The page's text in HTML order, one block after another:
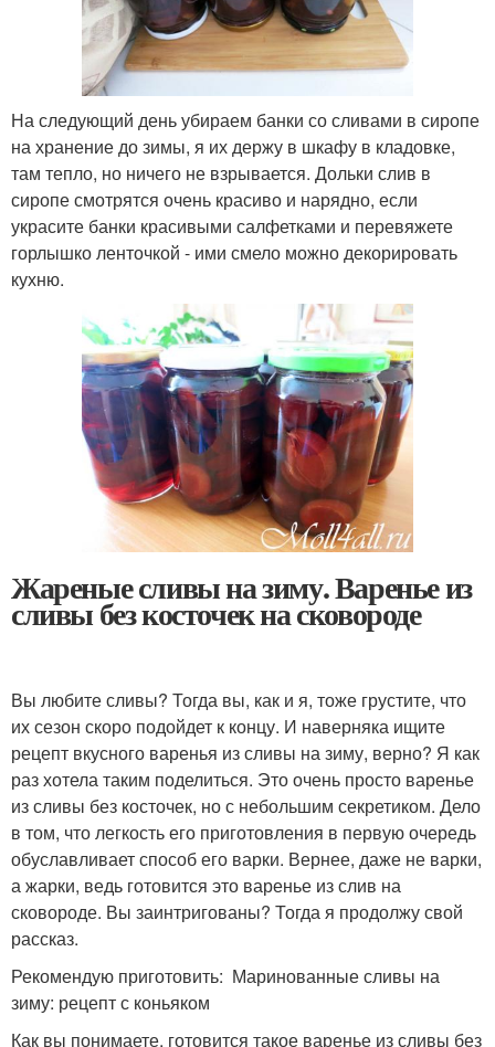
На следующий день убираем банки со сливами в сиропе
на хранение до зимы, я их держу в шкафу в кладовке,
там тепло, но ничего не взрывается. Дольки слив в
сиропе смотрятся очень красиво и нарядно, если
украсите банки красивыми салфетками и перевяжете
горлышко ленточкой - ими смело можно декорировать
кухню.
Жареные сливы на зиму. Варенье из
сливы без косточек на сковороде
Вы любите сливы? Тогда вы, как и я, тоже грустите, что
их сезон скоро подойдет к концу. И наверняка ищите
рецепт вкусного варенья из сливы на зиму, верно? Я как
раз хотела таким поделиться. Это очень просто варенье
из сливы без косточек, но с небольшим секретиком. Дело
в том, что легкость его приготовления в первую очередь
обуславливает способ его варки. Вернее, даже не варки,
а жарки, ведь готовится это варенье из слив на
сковороде. Вы заинтригованы? Тогда я продолжу свой
рассказ.
Рекомендую приготовить: Маринованные сливы на
зиму: рецепт с коньяком
Как вы понимаете, готовится такое варенье из сливы без